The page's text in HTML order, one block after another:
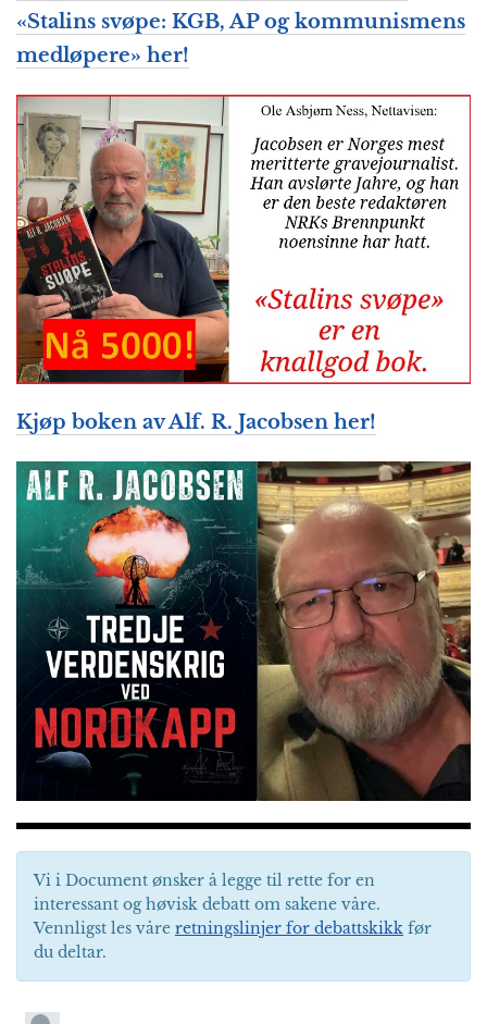
«Stalins svøpe: KGB, AP og kommunismens
medløpere» her!
Kjøp boken avAlf. R. Jacobsen her!
Vi i Document ønsker å legge til rette for en
interessant og høvisk debatt om sakene våre.
Vennligst les våre retningslinjer for debattskikk før
du deltar.